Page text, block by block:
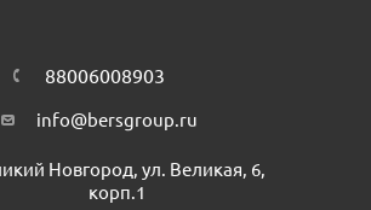
88006008903
info@bersgroup.ru
Новгород, ул. Великая, 6,
корп.1